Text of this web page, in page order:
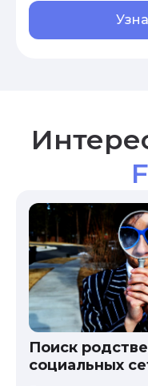
Поиск
социальных